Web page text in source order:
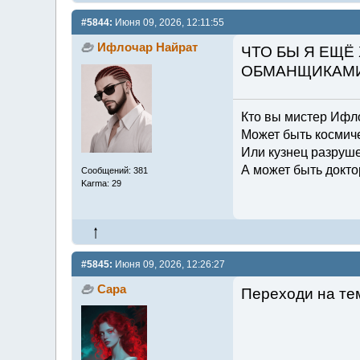
#5844: Июня 09, 2026, 12:11:55
Ифлочар Найрат
Сообщений: 381
Karma: 29
ЧТО БЫ Я ЕЩЁ
Кто вы мистер
Может быть
Или кузнец
А может быть
#5845: Июня 09, 2026, 12:26:27
Сара Переходи на